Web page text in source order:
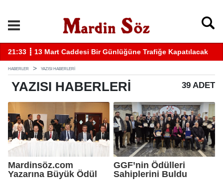
11:57 ┋ Midyat’ta bıçaklı kavga can aldı
HABERLER YAZISI HABERLERI
YAZISI HABERLERI 39 ADET
Mardinsöz.com
Yazarına Büyük Ödül
GGF’nin Ödülleri
Sahiplerini Buldu